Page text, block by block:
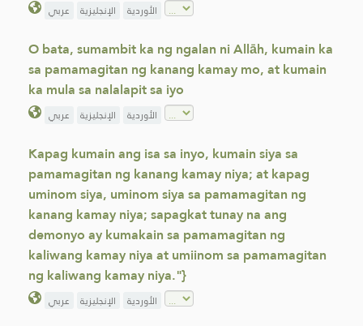
عربي الإنجليزية الأوردية
O bata, sumambit ka ng ngalan ni Allāh, kumain ka
sa pamamagitan ng kanang kamay mo, at kumain
ka mula sa nalalapit sa iyo
عربي الإنجليزية الأوردية
Kapag kumain ang isa sa inyo, kumain siya sa
pamamagitan ng kanang kamay niya; at kapag
uminom siya, uminom siya sa pamamagitan ng
kanang kamay niya; sapagkat tunay na ang
demonyo ay kumakain sa pamamagitan ng
kaliwang kamay niya at umiinom sa pamamagitan
ng kaliwang kamay niya."}
عربي الإنجليزية الأوردية